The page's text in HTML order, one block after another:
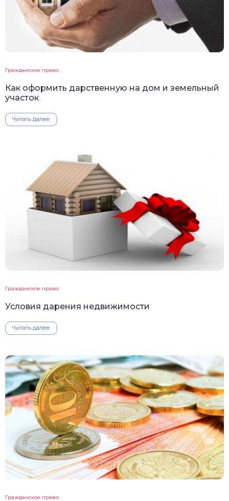
Гражданское право
Как оформить дарственную на дом и земельный
участок
Читать далее
Гражданское право
Условия дарения недвижимости
Читать далее
Гражданское право